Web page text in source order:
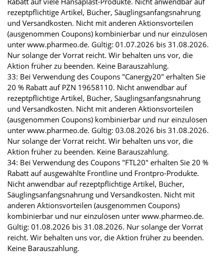
rezeptpflichtige Artikel, Bücher, Säuglingsanfangsnahrung
und Versandkosten. Nicht mit anderen Aktionsvorteilen
(ausgenommen Coupons) kombinierbar und nur einzulösen
unter www.pharmeo.de. Gültig: 01.07.2026 bis 31.08.2026.
Nur solange der Vorrat reicht. Wir behalten uns vor, die
Aktion früher zu beenden. Keine Barauszahlung.
33: Bei Verwendung des Coupons "Canergy20" erhalten Sie
20 % Rabatt auf PZN 19658110. Nicht anwendbar auf
rezeptpflichtige Artikel, Bücher, Säuglingsanfangsnahrung
und Versandkosten. Nicht mit anderen Aktionsvorteilen
(ausgenommen Coupons) kombinierbar und nur einzulösen
unter www.pharmeo.de. Gültig: 03.08.2026 bis 31.08.2026.
Nur solange der Vorrat reicht. Wir behalten uns vor, die
Aktion früher zu beenden. Keine Barauszahlung.
34: Bei Verwendung des Coupons "FTL20" erhalten Sie 20 %
Rabatt auf ausgewählte Frontline und Frontpro-Produkte.
Nicht anwendbar auf rezeptpflichtige Artikel, Bücher,
Säuglingsanfangsnahrung und Versandkosten. Nicht mit
anderen Aktionsvorteilen (ausgenommen Coupons)
kombinierbar und nur einzulösen unter www.pharmeo.de.
Gültig: 01.08.2026 bis 31.08.2026. Nur solange der Vorrat
reicht. Wir behalten uns vor, die Aktion früher zu beenden.
Keine Barauszahlung.